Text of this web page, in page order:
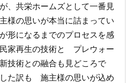
、共栄ホームズとして一番見
様の思いが本当に詰まってい
になるまでのプロセスを感
家再生の技術と プレウォー
技術との融合も見どころで
た訳も 施主様の思いが込め